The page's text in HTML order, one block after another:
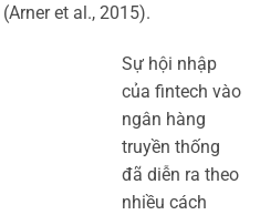
et al., 2015).
Sự hội nhập
của fintech vào
ngân hàng
truyền thống
đã diễn ra theo
nhiều cách